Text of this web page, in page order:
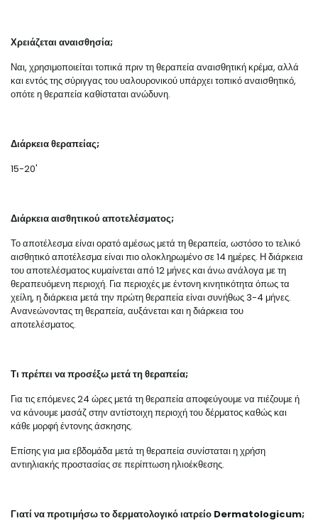
Χρειάζεται αναισθησία;
Ναι, χρησιμοποιείται τοπικά πριν τη θεραπεία αναισθητική κρέμα, αλλά
και εντός της σύριγγας του υαλουρονικού υπάρχει τοπικό αναισθητικό,
οπότε η θεραπεία καθίσταται ανώδυνη.
Διάρκεια θεραπείας;
15-20'
Διάρκεια αισθητικού αποτελέσματος;
Το αποτέλεσμα είναι ορατό αμέσως μετά τη θεραπεία, ωστόσο το τελικό
αισθητικό αποτέλεσμα είναι πιο ολοκληρωμένο σε 14 ημέρες. Η διάρκεια
του αποτελέσματος κυμαίνεται από 12 μήνες και άνω ανάλογα με τη
θεραπευόμενη περιοχή. Για περιοχές με έντονη κινητικότητα όπως τα
χείλη, η διάρκεια μετά την πρώτη θεραπεία είναι συνήθως 3-4 μήνες.
Ανανεώνοντας τη θεραπεία, αυξάνεται και η διάρκεια του
αποτελέσματος.
Τι πρέπει να προσέξω μετά τη θεραπεία;
Για τις επόμενες 24 ώρες μετά τη θεραπεία αποφεύγουμε να πιέζουμε ή
να κάνουμε μασάζ στην αντίστοιχη περιοχή του δέρματος καθώς και
κάθε μορφή έντονης άσκησης.
Επίσης για μια εβδομάδα μετά τη θεραπεία συνίσταται η χρήση
αντιηλιακής προστασίας σε περίπτωση ηλιοέκθεσης.
Γιατί να προτιμήσω το δερματολογικό ιατρείο Dermatologicum;